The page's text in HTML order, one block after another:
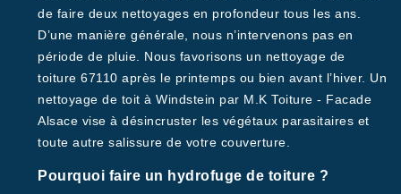
de faire deux nettoyages en profondeur tous les ans.
D’une manière générale, nous n’intervenons pas en
période de pluie. Nous favorisons un nettoyage de
toiture 67110 après le printemps ou bien avant l’hiver. Un
nettoyage de toit à Windstein par M.K Toiture - Facade
Alsace vise à désincruster les végétaux parasitaires et
toute autre salissure de votre couverture.
Pourquoi faire un hydrofuge de toiture ?